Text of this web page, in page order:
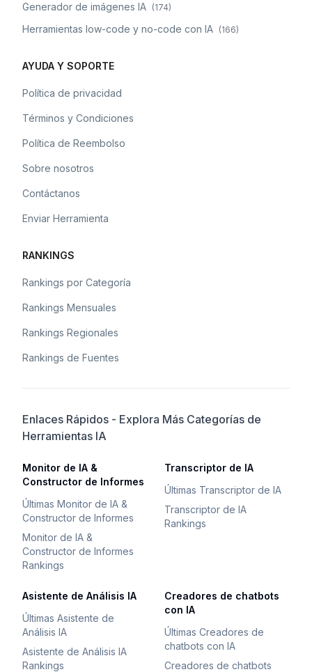
Generador de imágenes IA (174)
Herramientas low-code y no-code con IA (166)
AYUDA Y SOPORTE
Política de privacidad
Términos y Condiciones
Política de Reembolso
Sobre nosotros
Contáctanos
Enviar Herramienta
RANKINGS
Rankings por Categoría
Rankings Mensuales
Rankings Regionales
Rankings de Fuentes
Enlaces Rápidos - Explora Más Categorías de
Herramientas IA
Monitor de IA &
Constructor de Informes
Últimas Monitor de IA &
Constructor de Informes
Monitor de IA &
Constructor de Informes
Rankings
Transcriptor de IA
Últimas Transcriptor de IA
Transcriptor de IA
Rankings
Asistente de Análisis IA
Últimas Asistente de
Análisis IA
Asistente de Análisis IA
Rankings
Creadores de chatbots
con IA
Últimas Creadores de
chatbots con IA
Creadores de chatbots